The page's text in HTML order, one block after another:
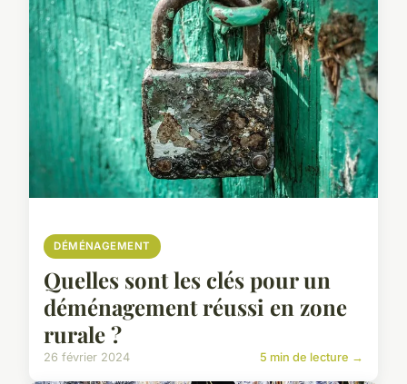
DÉMÉNAGEMENT
Quelles sont les clés pour un
déménagement réussi en zone
rurale ?
26 février 2024 5 min de lecture →